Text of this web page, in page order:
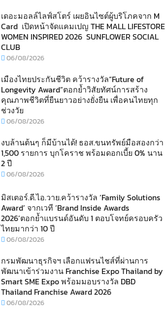
เดอะมอลล์ไลฟ์สโตร์ เผยอินไซต์ผู้บริโภคจาก M
Card เปิดหน้าจัดแคมเปญ THE MALL LIFESTORE
WOMEN INSPIRED 2026 SUNFLOWER SOCIAL
CLUB
06/08/2026
เมืองไทยประกันชีวิต คว้ารางวัล“Future of
Longevity Award”ตอกย้ำวิสัยทัศน์การสร้าง
คุณภาพชีวิตที่ยืนยาวอย่างยั่งยืน เพื่อคนไทยทุก
ช่วงวัย
06/08/2026
งบล้านต้นๆ ก็มีบ้านได้! ธอส.ขนทรัพย์มือสองกว่า
1,500 รายการ บุกโคราช พร้อมดอกเบี้ย 0% นาน
2 ปี
06/08/2026
มิสเตอร์.ดี.ไอ.วาย.คว้ารางวัล ‘Family Solutions
Award’ จากเวที ‘Brand Inside Awards
2026’ตอกย้ำแบรนด์อันดับ 1 ตอบโจทย์ครอบครัว
ไทยมากว่า 10 ปี
06/08/2026
กรมพัฒนาธุรกิจฯ เลือกแฟรนไชส์ที่ผ่านการ
พัฒนาเข้าร่วมงาน Franchise Expo Thailand by
Smart SME Expo พร้อมมอบรางวัล DBD
Thailand Franchise Award 2026
06/08/2026